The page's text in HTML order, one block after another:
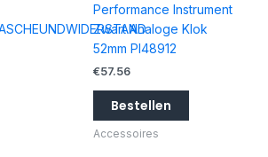
Performance Instrument
Zwart Analoge Klok
52mm PI48912
€57.56
Bestellen
Accessoires